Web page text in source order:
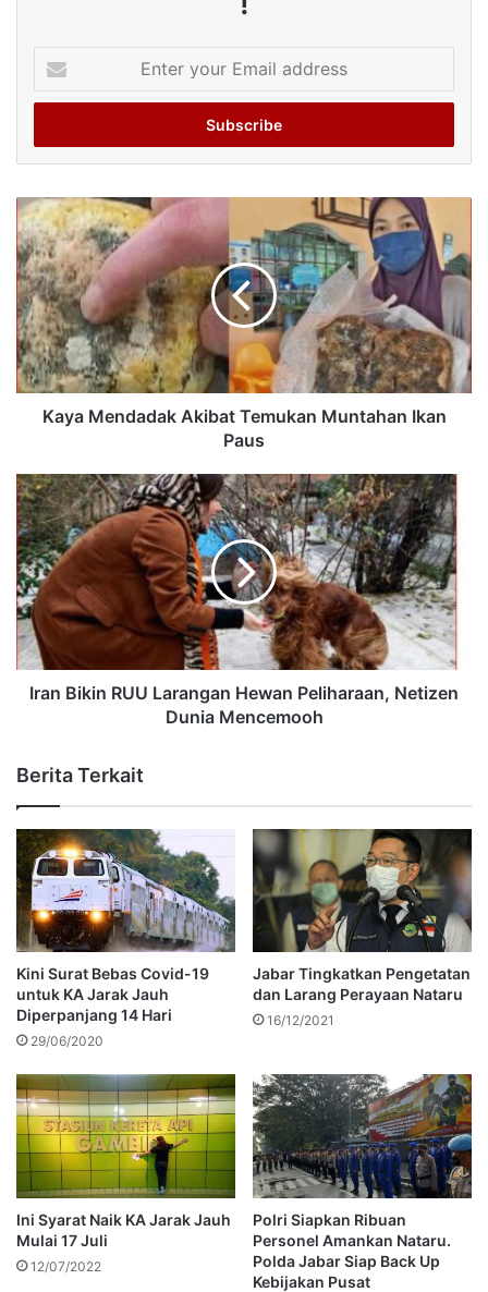
your
Email
Kaya Mendadak Akibat Temukan Muntahan Ikan
Paus
Iran Bikin RUU Larangan Hewan Peliharaan, Netizen
Dunia Mencemooh
Berita Terkait
Kini Surat Bebas Covid-19
untuk KA Jarak Jauh
Diperpanjang 14 Hari
29/06/2020
Jabar Tingkatkan Pengetatan
dan Larang Perayaan Nataru
16/12/2021
Ini Syarat Naik KA Jarak Jauh
Mulai 17 Juli
12/07/2022
Polri Siapkan Ribuan
Personel Amankan Nataru.
Polda Jabar Siap Back Up
Kebijakan Pusat